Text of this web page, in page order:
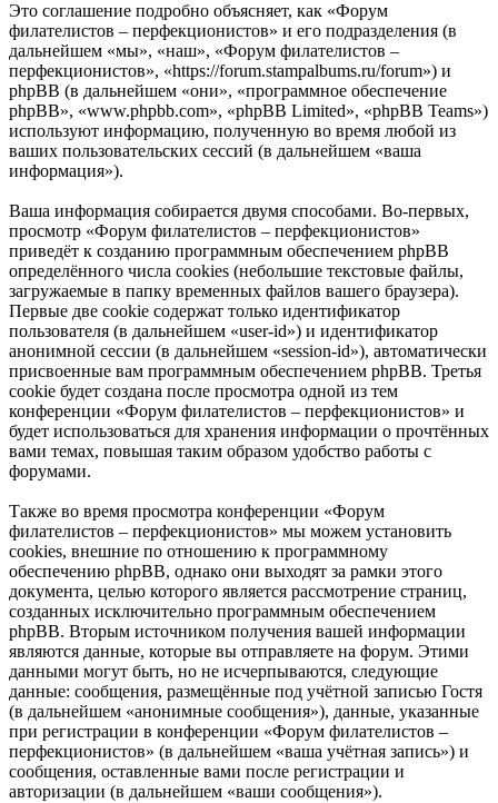
Это соглашение подробно объясняет, как «Форум
филателистов – перфекционистов» и его подразделения (в
дальнейшем «мы», «наш», «Форум филателистов –
перфекционистов», «https://forum.stampalbums.ru/forum») и
phpBB (в дальнейшем «они», «программное обеспечение
phpBB», «www.phpbb.com», «phpBB Limited», «phpBB Teams»)
используют информацию, полученную во время любой из
ваших пользовательских сессий (в дальнейшем «ваша
информация»).
Ваша информация собирается двумя способами. Во-первых,
просмотр «Форум филателистов – перфекционистов»
приведёт к созданию программным обеспечением phpBB
определённого числа cookies (небольшие текстовые файлы,
загружаемые в папку временных файлов вашего браузера).
Первые две cookie содержат только идентификатор
пользователя (в дальнейшем «user-id») и идентификатор
анонимной сессии (в дальнейшем «session-id»), автоматически
присвоенные вам программным обеспечением phpBB. Третья
cookie будет создана после просмотра одной из тем
конференции «Форум филателистов – перфекционистов» и
будет использоваться для хранения информации о прочтённых
вами темах, повышая таким образом удобство работы с
форумами.
Также во время просмотра конференции «Форум
филателистов – перфекционистов» мы можем установить
cookies, внешние по отношению к программному
обеспечению phpBB, однако они выходят за рамки этого
документа, целью которого является рассмотрение страниц,
созданных исключительно программным обеспечением
phpBB. Вторым источником получения вашей информации
являются данные, которые вы отправляете на форум. Этими
данными могут быть, но не исчерпываются, следующие
данные: сообщения, размещённые под учётной записью Гостя
(в дальнейшем «анонимные сообщения»), данные, указанные
при регистрации в конференции «Форум филателистов –
перфекционистов» (в дальнейшем «ваша учётная запись») и
сообщения, оставленные вами после регистрации и
авторизации (в дальнейшем «ваши сообщения»).